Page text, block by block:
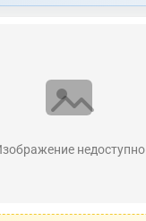
недоступно